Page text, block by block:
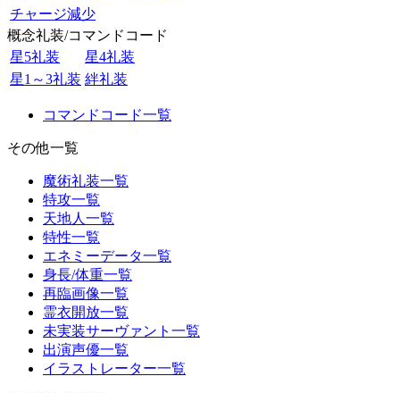
チャージ減少
概念礼装/コマンドコード
星5礼装
星4礼装
星1～3礼装 絆礼装
コマンドコード一覧
その他一覧
魔術礼装一覧
特攻一覧
天地人一覧
特性一覧
エネミーデータ一覧
身長/体重一覧
再臨画像一覧
霊衣開放一覧
未実装サーヴァント一覧
出演声優一覧
イラストレーター一覧